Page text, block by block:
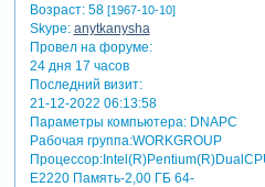
Возраст:58 [1967-10-10]
Skype: anytkanysha
Провел на форуме:
24 дня 17 часов
Последний визит:
21-12-2022 06:13:58
Параметры компьютера:DNAPC
Рабочая группа:WORKGROUP
E2220 Память-2,00 ГБ 64-